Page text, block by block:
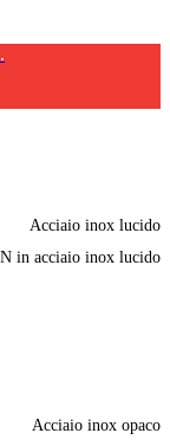
Acciaio inox lucido
in acciaio inox lucido
Acciaio inox opaco